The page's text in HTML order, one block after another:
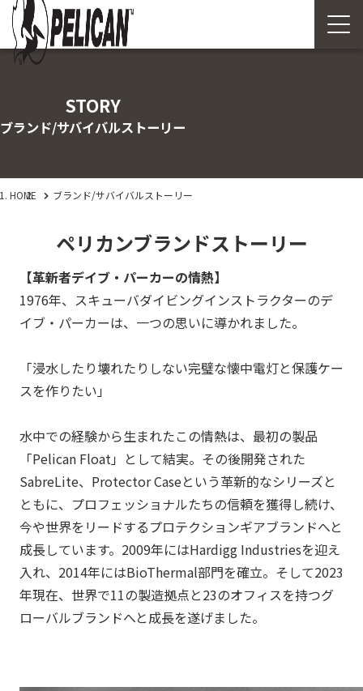
STORY
ブランド/サバイバルストーリー
HOME ブランド/サバイバルストーリー
ペリカンブランドストーリー
【革新者デイブ・パーカーの情熱】
1976年、スキューバダイビングインストラクターのデ
イブ・パーカーは、一つの思いに導かれました。
「浸水したり壊れたりしない完璧な懐中電灯と保護ケー
スを作りたい」
水中での経験から生まれたこの情熱は、最初の製品
「Pelican Float」として結実。その後開発された
SabreLite、Protector Caseという革新的なシリーズと
ともに、プロフェッショナルたちの信頼を獲得し続け、
今や世界をリードするプロテクションギアブランドへと
成長しています。2009年にはHardigg Industriesを迎え
入れ、2014年にはBioThermal部門を確立。そして2023
年現在、世界で11の製造拠点と23のオフィスを持つグ
ローバルブランドへと成長を遂げました。